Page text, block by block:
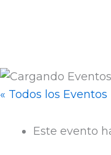
« Todos los Eventos
Este evento